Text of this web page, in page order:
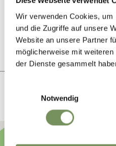
Wir verwenden Cookies,
und die Zugriffe auf unsere
Website an unsere Partner
möglicherweise mit
der Dienste gesammelt
Notwendig
IL